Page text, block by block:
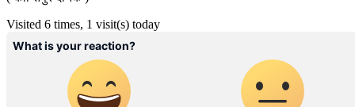
Visited 6 times, 1 visit(s) today